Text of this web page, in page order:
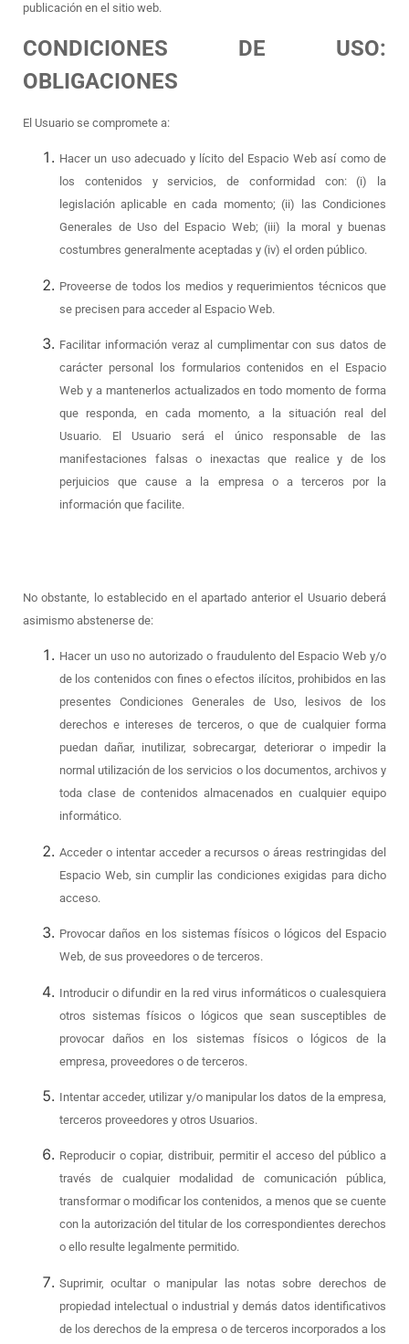
publicación en el sitio web.
CONDICIONES DE USO:
OBLIGACIONES
El Usuario se compromete a:
Hacer un uso adecuado y lícito del Espacio Web así como de
los contenidos y servicios, de conformidad con: (i) la
legislación aplicable en cada momento; (ii) las Condiciones
Generales de Uso del Espacio Web; (iii) la moral y buenas
costumbres generalmente aceptadas y (iv) el orden público.
Proveerse de todos los medios y requerimientos técnicos que
se precisen para acceder al Espacio Web.
Facilitar información veraz al cumplimentar con sus datos de
carácter personal los formularios contenidos en el Espacio
Web y a mantenerlos actualizados en todo momento de forma
que responda, en cada momento, a la situación real del
Usuario. El Usuario será el único responsable de las
manifestaciones falsas o inexactas que realice y de los
perjuicios que cause a la empresa o a terceros por la
información que facilite.
No obstante, lo establecido en el apartado anterior el Usuario deberá
asimismo abstenerse de:
Hacer un uso no autorizado o fraudulento del Espacio Web y/o
de los contenidos con fines o efectos ilícitos, prohibidos en las
presentes Condiciones Generales de Uso, lesivos de los
derechos e intereses de terceros, o que de cualquier forma
puedan dañar, inutilizar, sobrecargar, deteriorar o impedir la
normal utilización de los servicios o los documentos, archivos y
toda clase de contenidos almacenados en cualquier equipo
informático.
Acceder o intentar acceder a recursos o áreas restringidas del
Espacio Web, sin cumplir las condiciones exigidas para dicho
acceso.
Provocar daños en los sistemas físicos o lógicos del Espacio
Web, de sus proveedores o de terceros.
Introducir o difundir en la red virus informáticos o cualesquiera
otros sistemas físicos o lógicos que sean susceptibles de
provocar daños en los sistemas físicos o lógicos de la
empresa, proveedores o de terceros.
Intentar acceder, utilizar y/o manipular los datos de la empresa,
terceros proveedores y otros Usuarios.
Reproducir o copiar, distribuir, permitir el acceso del público a
través de cualquier modalidad de comunicación pública,
transformar o modificar los contenidos, a menos que se cuente
con la autorización del titular de los correspondientes derechos
o ello resulte legalmente permitido.
Suprimir, ocultar o manipular las notas sobre derechos de
propiedad intelectual o industrial y demás datos identificativos
de los derechos de la empresa o de terceros incorporados a los